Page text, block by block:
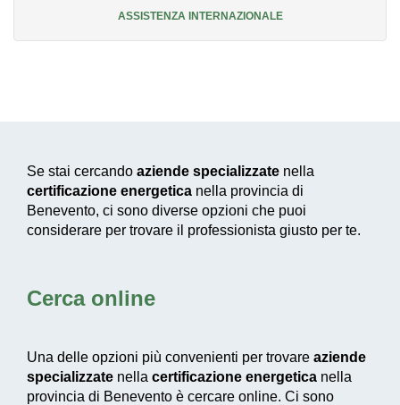
ASSISTENZA INTERNAZIONALE
Se stai cercando aziende specializzate nella
certificazione energetica nella provincia di
Benevento, ci sono diverse opzioni che puoi
considerare per trovare il professionista giusto per te.
Cerca online
Una delle opzioni più convenienti per trovare aziende
specializzate nella certificazione energetica nella
provincia di Benevento è cercare online. Ci sono